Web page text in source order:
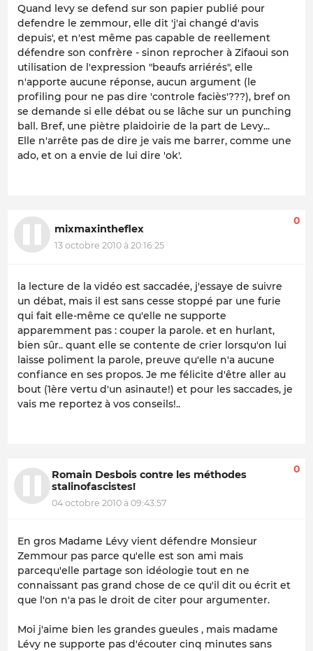
Quand levy se defend sur son papier publié pour
defendre le zemmour, elle dit 'j'ai changé d'avis
depuis', et n'est même pas capable de reellement
défendre son confrère - sinon reprocher à Zifaoui son
utilisation de l'expression "beaufs arriérés", elle
n'apporte aucune réponse, aucun argument (le
profiling pour ne pas dire 'controle faciès'???), bref on
se demande si elle débat ou se lâche sur un punching
ball. Bref, une piètre plaidoirie de la part de Levy...
Elle n'arrête pas de dire je vais me barrer, comme une
ado, et on a envie de lui dire 'ok'.
mixmaxintheflex
13 octobre 2010 à 20:16:25
0
la lecture de la vidéo est saccadée, j'essaye de suivre
un débat, mais il est sans cesse stoppé par une furie
qui fait elle-même ce qu'elle ne supporte
apparemment pas : couper la parole. et en hurlant,
bien sûr.. quant elle se contente de crier lorsqu'on lui
laisse poliment la parole, preuve qu'elle n'a aucune
confiance en ses propos. Je me félicite d'être aller au
bout (1ère vertu d'un asinaute!) et pour les saccades, je
vais me reportez à vos conseils!..
Romain Desbois contre les méthodes
stalinofascistes!
04 octobre 2010 à 09:43:57
0
En gros Madame Lévy vient défendre Monsieur
Zemmour pas parce qu'elle est son ami mais
parcequ'elle partage son idéologie tout en ne
connaissant pas grand chose de ce qu'il dit ou écrit et
que l'on n'a pas le droit de citer pour argumenter.
Moi j'aime bien les grandes gueules , mais madame
Lévy ne supporte pas d'écouter cinq minutes sans